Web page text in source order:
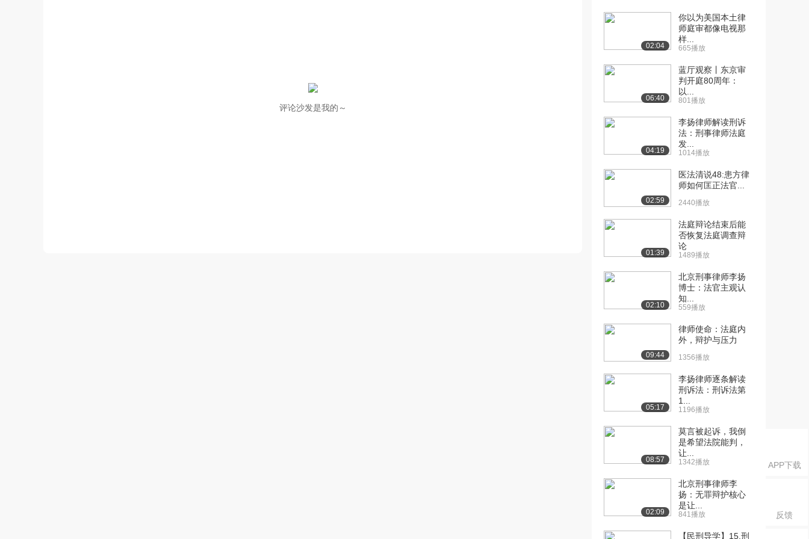
APP下载
反馈
评论沙发是我的～
[10] 哲学家与国王：柏拉
15:46
[11] 哲学家与国王：柏拉
15:55
[12] 哲学家与国王：柏拉
图的《理想国》I...
15:42
图的《理想国》I...
图的《理想国》I...
[15] 哲学家与国王：柏拉
图的《理想国》I...
[16] 哲学家与国王-柏拉图
的《理想国》V...
1834播放
[17] 哲学家与国王-柏拉图
2306播放
[18] 哲学家与国王-柏拉图
1468播放
[19] 混合政体与法治：亚
里士多德的《政治...
1440播放
[20] 混合政体与法治：亚
里士多德的《政治...
16:04
02:04
你以为美国本土律
师庭审都像电视那
样...
665播放
06:40
蓝厅观察丨东京审
判开庭80周年：
以...
801播放
04:19
李扬律师解读刑诉
法：刑事律师法庭
发...
1014播放
02:59
医法清说48:患方律
师如何匡正法官...
2440播放
01:39
法庭辩论结束后能
否恢复法庭调查辩
论
1489播放
02:10
北京刑事律师李扬
博士：法官主观认
知...
559播放
09:44
律师使命：法庭内
外，辩护与压力
1356播放
05:17
李扬律师逐条解读
刑诉法：刑诉法第
1...
1196播放
08:57
莫言被起诉，我倒
是希望法院能判，
让...
1342播放
02:09
北京刑事律师李
扬：无罪辩护核心
是让...
841播放
【民刑导学】15.刑